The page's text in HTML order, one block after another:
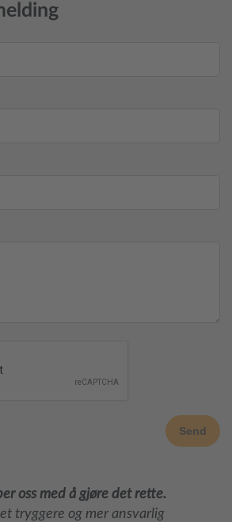
oss med å gjøre det rette.
tryggere og mer ansvarlig